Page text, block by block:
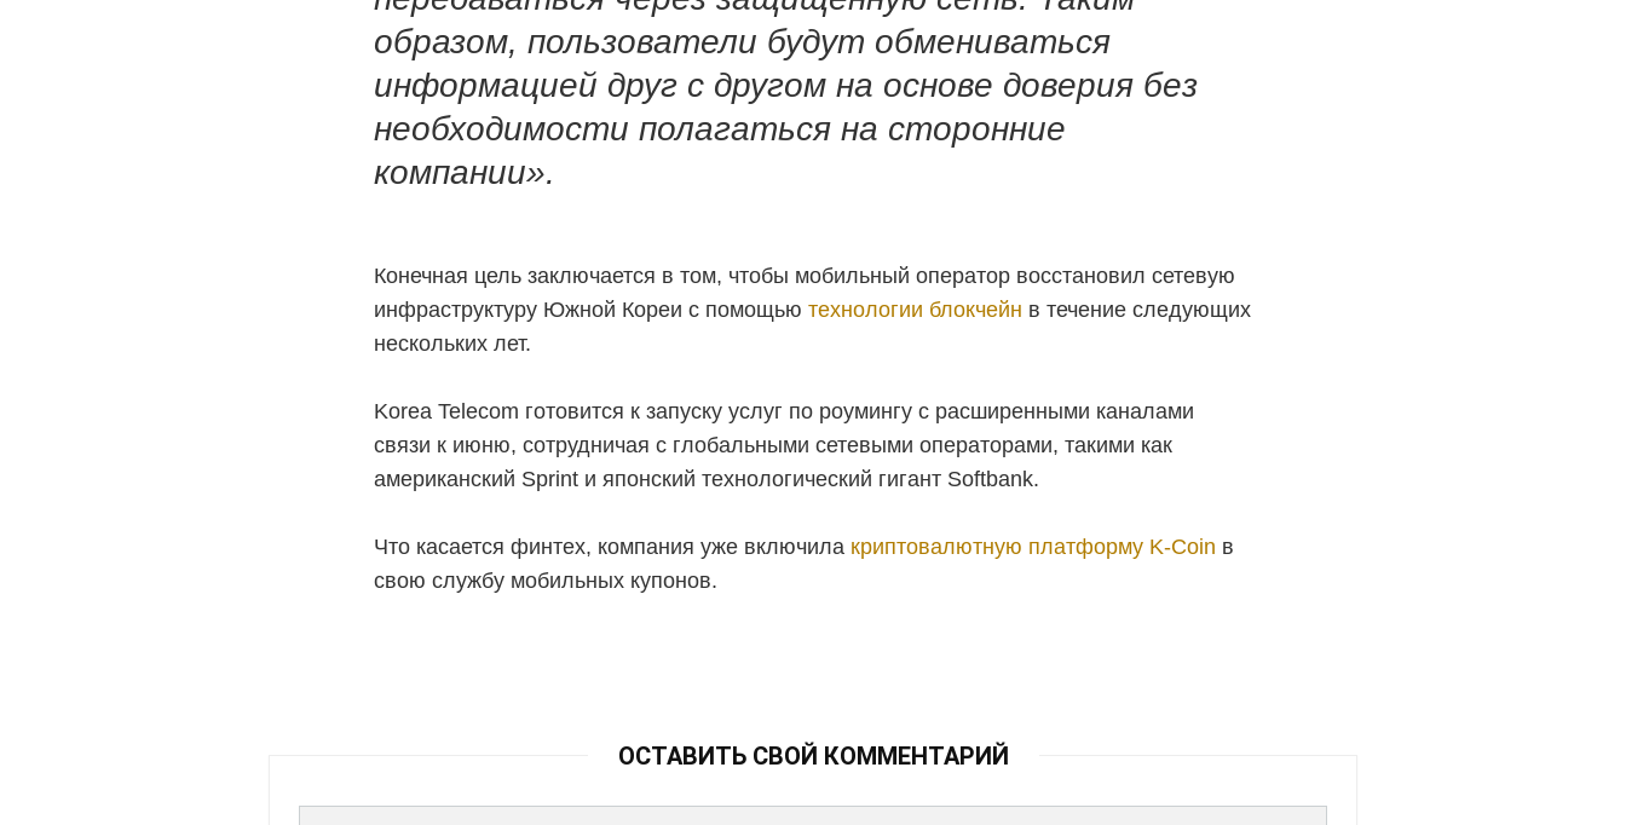
образом, пользователи будут обмениваться
информацией друг с другом на основе доверия без
необходимости полагаться на сторонние
компании».
Конечная цель заключается в том, чтобы мобильный оператор восстановил сетевую
инфраструктуру Южной Кореи с помощьютехнологии блокчейн в течение следующих
нескольких лет.
Korea Telecom готовится к запуску услуг по роумингу с расширенными каналами
связи к июню, сотрудничая с глобальными сетевыми операторами, такими как
американский Sprint и японский технологический гигант Softbank.
Что касается финтех, компания уже включила криптовалютную платформу K-Coin в
свою службу мобильных купонов.
ОСТАВИТЬ СВОЙ КОММЕНТАРИЙ